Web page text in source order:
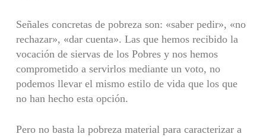
Señales concretas de pobreza son: «saber pedir», «no
rechazar», «dar cuenta». Las que hemos recibido la
vocación de siervas de los Pobres y nos hemos
comprometido a servirlos mediante un voto, no
podemos llevar el mismo estilo de vida que los que
no han hecho esta opción.
Pero no basta la pobreza material para caracterizar a